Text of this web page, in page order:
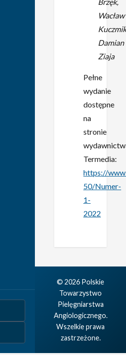
Wacław
Damian
Ziaja
Pełne
wydanie
dostępne
na
stronie
Termedia:
https://
50/Numer-
1-
2022
© 2026 Polskie
Towarzystwo
Pielęgniarstwa
Angiologicznego.
Wszelkie prawa
zastrzeżone.